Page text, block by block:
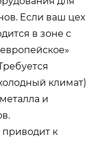
Если ваш цех
в зоне с
климат)
и
приводит к